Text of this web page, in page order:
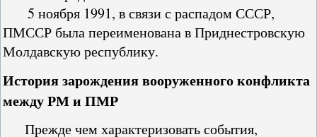
5 ноября 1991, в связи с распадом СССР,
ПМССР была переименована в Приднестровскую
Молдавскую республику.
История зарождения вооруженного конфликта
между РМ и ПМР
Прежде чем характеризовать события,